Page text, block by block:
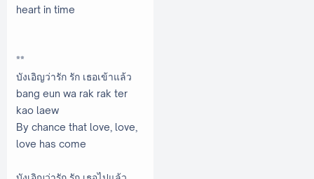
heart in time
**
บังเอิญว่ารัก รัก เธอเข้าแล้ว
bang eun wa rak rak ter
kao laew
By chance that love, love,
love has come